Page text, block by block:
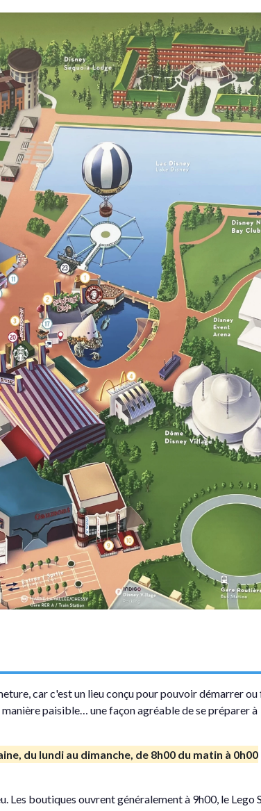
car c'est un lieu conçu pour pouvoir démarrer ou
paisible… une façon agréable de se préparer à
du lundi au dimanche, de 8h00 du matin à 0h00
Les boutiques ouvrent généralement à 9h00, le Lego